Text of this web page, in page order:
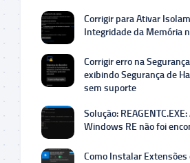
Corrigir para Ativar
Integridade da Memória
Corrigir erro na
exibindo Segurança de
sem suporte
Solução:
Windows RE não foi
Como Instalar Extensões